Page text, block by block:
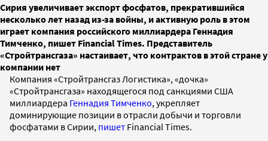
Сирия увеличивает экспорт фосфатов, прекратившийся
несколько лет назад из-за войны, и активную роль в этом
играет компания российского миллиардера Геннадия
Тимченко, пишет Financial Times. Представитель
«Стройтрансгаза» настаивает, что контрактов в этой стране у
компании нет
Компания «Стройтрансгаз Логистика», «дочка»
«Стройтрансгаза» находящегося под санкциями США
миллиардера Геннадия Тимченко, укрепляет
доминирующие позиции в отрасли добычи и торговли
фосфатами в Сирии, пишет Financial Times.